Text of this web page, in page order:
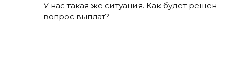
У нас такая же ситуация. Как будет решен
вопрос выплат?